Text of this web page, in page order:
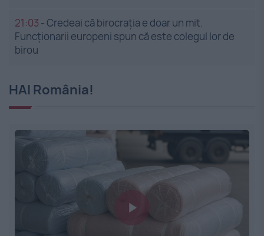
21:03 -Credeai că birocrația e doar un mit.
Funcționarii europeni spun că este colegul lor de
birou
HAI România!